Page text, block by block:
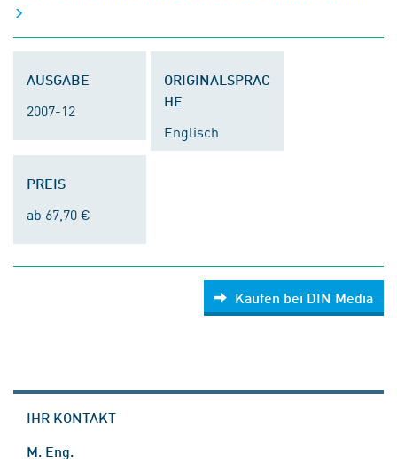
AUSGABE
2007-12
ORIGINALSPRAC
HE
Englisch
PREIS
ab 67,70 €
Kaufen bei DIN Media
IHR KONTAKT
M. Eng.